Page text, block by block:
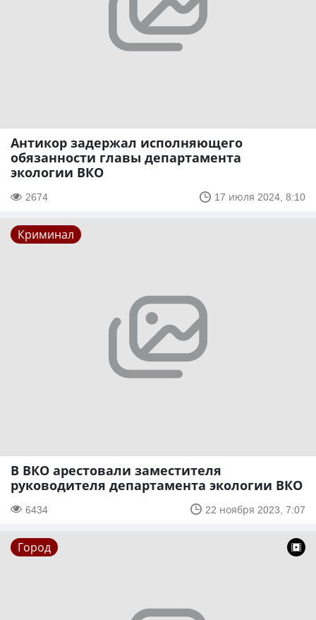
Антикор задержал исполняющего
обязанности главы департамента
экологии ВКО
2674 17 июля 2024, 8:10
Криминал
В ВКО арестовали заместителя
руководителя департамента экологии ВКО
6434 22 ноября 2023, 7:07
Город